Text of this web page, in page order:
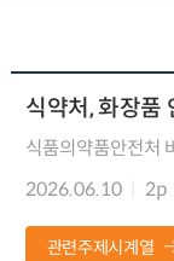
식약처, 화장품
식품의약품안전처
2026.06.10
2p
관련주제시계열